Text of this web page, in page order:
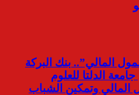
المالي”.. بنك البركة
الدلتا للعلوم
المالي وتمكين الشباب